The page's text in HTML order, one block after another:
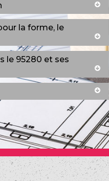
la forme, le
le 95280 et ses